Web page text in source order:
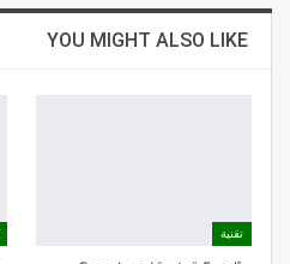
YOU MIGHT ALSO LIKE
تقنية